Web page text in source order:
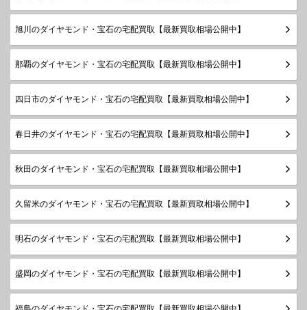
旭川のダイヤモンド・宝石の宅配買取【最新買取相場公開中】
那覇のダイヤモンド・宝石の宅配買取【最新買取相場公開中】
四日市のダイヤモンド・宝石の宅配買取【最新買取相場公開中】
春日井のダイヤモンド・宝石の宅配買取【最新買取相場公開中】
秋田のダイヤモンド・宝石の宅配買取【最新買取相場公開中】
久留米のダイヤモンド・宝石の宅配買取【最新買取相場公開中】
明石のダイヤモンド・宝石の宅配買取【最新買取相場公開中】
盛岡のダイヤモンド・宝石の宅配買取【最新買取相場公開中】